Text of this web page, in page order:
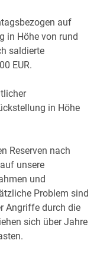
auf
in Höhe von rund
saldierte
EUR.
in Höhe
Reserven nach
unsere
und
Problem sind
Angriffe durch die
sich über Jahre